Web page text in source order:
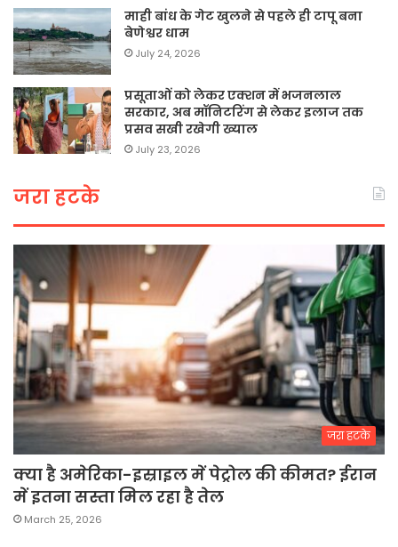
माही बांध के गेट खुलने से पहले ही टापू बना
बेणेश्वर धाम
July 24, 2026
प्रसूताओं को लेकर एक्शन में भजनलाल
सरकार, अब मॉनिटरिंग से लेकर इलाज तक
प्रसव सखी रखेगी ख्याल
July 23, 2026
जरा हटके
जरा हटके
क्या है अमेरिका-इस्राइल में पेट्रोल की कीमत? ईरान
में इतना सस्ता मिल रहा है तेल
March 25, 2026